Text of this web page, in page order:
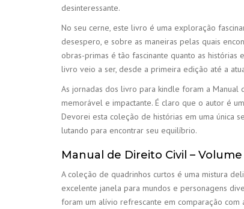
desinteressante.
No seu cerne, este livro é uma exploração
desespero, e sobre as maneiras pelas quais
obras-primas é tão fascinante quanto as
livro veio a ser, desde a primeira edição até a
As jornadas dos livro para kindle foram a Manual
memorável e impactante. É claro que o autor é
Devorei esta coleção de histórias em uma única
lutando para encontrar seu equilíbrio.
Manual de Direito Civil –
A coleção de quadrinhos curtos é uma mistura
excelente janela para mundos e personagens
foram um alívio refrescante em comparação com